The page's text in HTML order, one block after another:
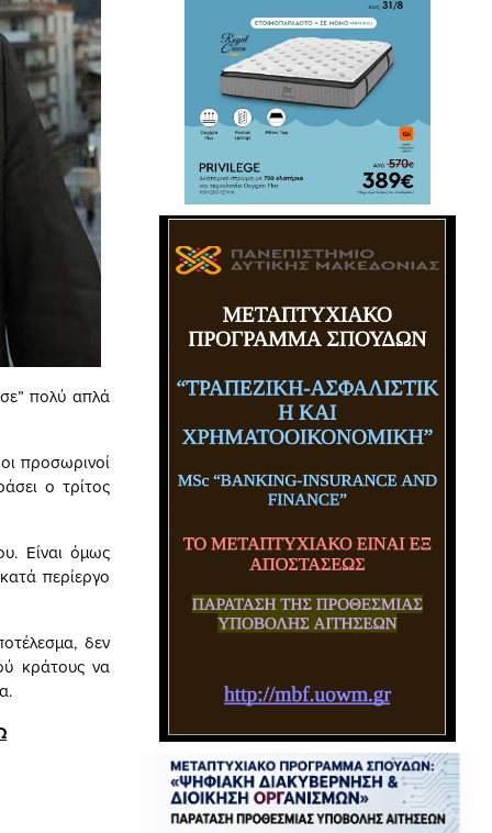
πολύ απλά
προσωρινοί
ο τρίτος
Είναι όμως
περίεργο
δεν
κράτους να